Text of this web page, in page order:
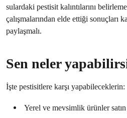
sulardaki pestisit kalıntılarını
çalışmalarından elde ettiği sonuçları
paylaşmalı.
Sen neler
İşte pestisitlere karşı yapabileceklerin:
Yerel ve mevsimlik ürünler